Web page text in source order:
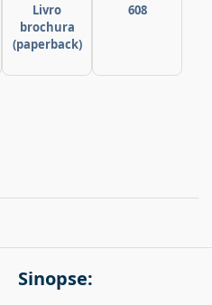
Livro
brochura
(paperback)
608
Sinopse: